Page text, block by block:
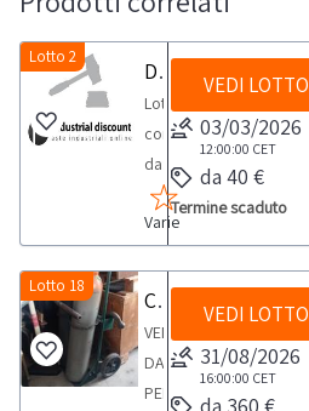
Lotto 2
Dispenser e igienizzanti
Lotto
composto
da:-
Dispenser
Automat.
73-
Igienizzante
ambiente
sup
Varie
VEDI LOTTO
03/03/2026
12:00:00 CET
da 40 €
Termine scaduto
Lotto 18
Carrello con Due bombole
VENDITA
DA
PERSONA
VEDI LOTTO
31/08/2026
16:00:00 CET